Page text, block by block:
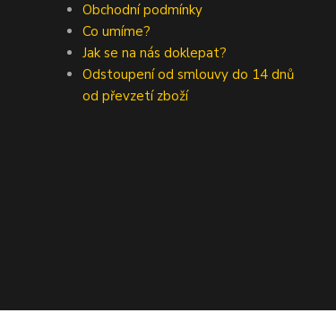
Obchodní podmínky
Co umíme?
Jak se na nás doklepat?
Odstoupení od smlouvy do 14 dnů
od převzetí zboží